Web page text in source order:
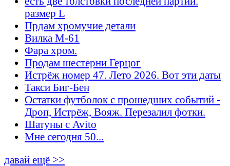
размер L
Прдам хромучие детали
Вилка М-61
Фара хром.
Продам шестерни Герцог
Истрёж номер 47. Лето 2026. Вот эти даты
Такси Биг-Бен
Остатки футболок с прошедших событий -
Дроп, Истрёж, Вояж. Перезалил фотки.
Шатуны с Avito
Мне сегодня 50...
давай ещё >>